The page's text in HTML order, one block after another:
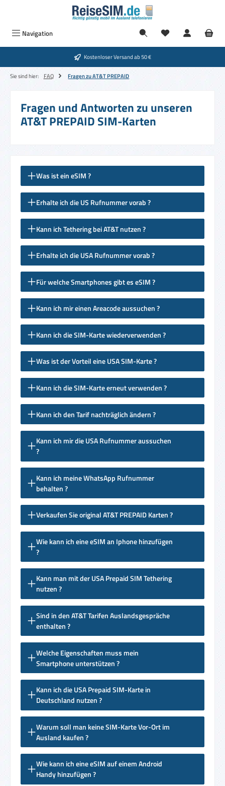
Zum Hauptinhalt springen
Navigation
Kostenloser Versand ab 50 €
Sie sind hier: FAQ Fragen zu AT&T PREPAID
Fragen und Antworten zu unseren
AT&T PREPAID SIM-Karten
Was ist ein eSIM ?
Erhalte ich die US Rufnummer vorab ?
Kann ich Tethering bei AT&T nutzen ?
Erhalte ich die USA Rufnummer vorab ?
Für welche Smartphones gibt es eSIM ?
Kann ich mir einen Areacode aussuchen ?
Kann ich die SIM-Karte wiederverwenden ?
Was ist der Vorteil eine USA SIM-Karte ?
Kann ich die SIM-Karte erneut verwenden ?
Kann ich den Tarif nachträglich ändern ?
Kann ich mir die USA Rufnummer aussuchen
?
Kann ich meine WhatsApp Rufnummer
behalten ?
Verkaufen Sie original AT&T PREPAID Karten ?
Wie kann ich eine eSIM an Iphone hinzufügen
?
Kann man mit der USA Prepaid SIM Tethering
nutzen ?
Sind in den AT&T Tarifen Auslandsgespräche
enthalten ?
Welche Eigenschaften muss mein
Smartphone unterstützen ?
Kann ich die USA Prepaid SIM-Karte in
Deutschland nutzen ?
Warum soll man keine SIM-Karte Vor-Ort im
Ausland kaufen ?
Wie kann ich eine eSIM auf einem Android
Handy hinzufügen ?